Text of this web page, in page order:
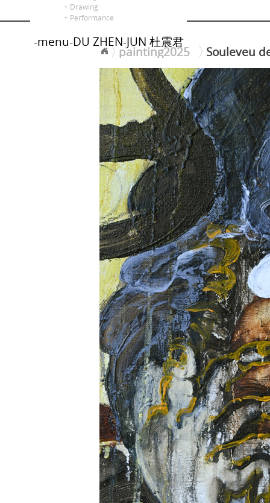
painting2025
Souleveu
+ Drawing
+ Performance
-menu-DU ZHEN-JUN 杜震君